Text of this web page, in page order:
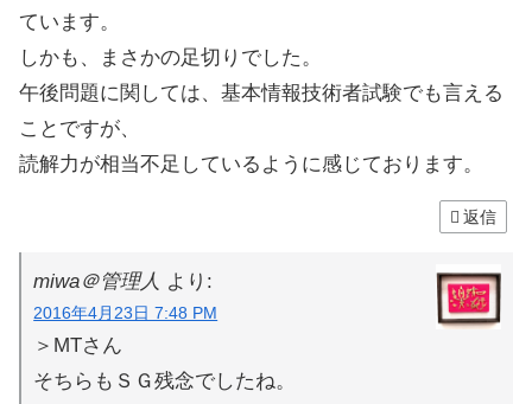
ています。
しかも、まさかの足切りでした。
午後問題に関しては、基本情報技術者試験でも言える
ことですが、
読解力が相当不足しているように感じております。
返信
miwa＠管理人 より:
2016年4月23日 7:48 PM
＞MTさん
そちらもＳＧ残念でしたね。